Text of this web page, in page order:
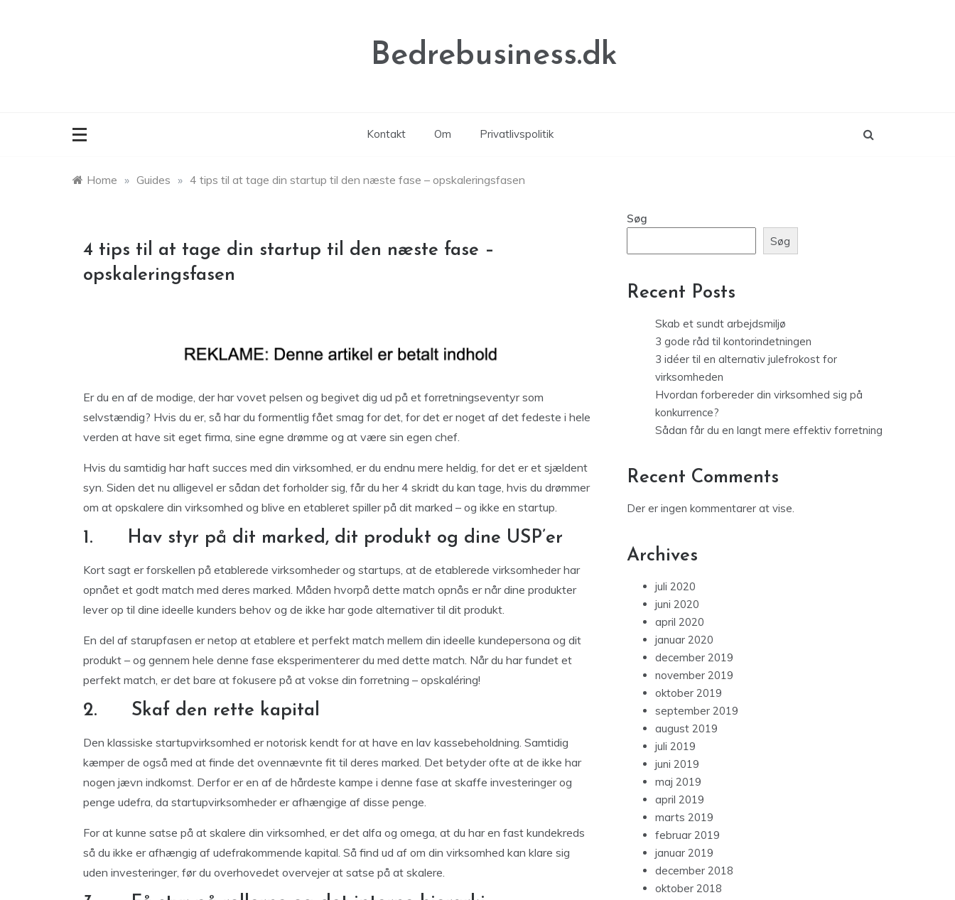
Bedrebusiness.dk
Kontakt Om Privatlivspolitik
Home » Guides » 4 tips til at tage din startup til den næste fase – opskaleringsfasen
4 tips til at tage din startup til den næste fase –
opskaleringsfasen
Er du en af de modige, der har vovet pelsen og begivet dig ud på et forretningseventyr som
selvstændig? Hvis du er, så har du formentlig fået smag for det, for det er noget af det fedeste i hele
verden at have sit eget firma, sine egne drømme og at være sin egen chef.
Hvis du samtidig har haft succes med din virksomhed, er du endnu mere heldig, for det er et sjældent
syn. Siden det nu alligevel er sådan det forholder sig, får du her 4 skridt du kan tage, hvis du drømmer
om at opskalere din virksomhed og blive en etableret spiller på dit marked – og ikke en startup.
1. Hav styr på dit marked, dit produkt og dine USP’er
Kort sagt er forskellen på etablerede virksomheder og startups, at de etablerede virksomheder har
opnået et godt match med deres marked. Måden hvorpå dette match opnås er når dine produkter
lever op til dine ideelle kunders behov og de ikke har gode alternativer til dit produkt.
En del af starupfasen er netop at etablere et perfekt match mellem din ideelle kundepersona og dit
produkt – og gennem hele denne fase eksperimenterer du med dette match. Når du har fundet et
perfekt match, er det bare at fokusere på at vokse din forretning – opskaléring!
2. Skaf den rette kapital
Den klassiske startupvirksomhed er notorisk kendt for at have en lav kassebeholdning. Samtidig
kæmper de også med at finde det ovennævnte fit til deres marked. Det betyder ofte at de ikke har
nogen jævn indkomst. Derfor er en af de hårdeste kampe i denne fase at skaffe investeringer og
penge udefra, da startupvirksomheder er afhængige af disse penge.
For at kunne satse på at skalere din virksomhed, er det alfa og omega, at du har en fast kundekreds
så du ikke er afhængig af udefrakommende kapital. Så find ud af om din virksomhed kan klare sig
uden investeringer, før du overhovedet overvejer at satse på at skalere.
Søg
Søg
Recent Posts
Skab et sundt arbejdsmiljø
3 gode råd til kontorindetningen
3 idéer til en alternativ julefrokost for
virksomheden
Hvordan forbereder din virksomhed sig på
konkurrence?
Sådan får du en langt mere effektiv forretning
Recent Comments
Der er ingen kommentarer at vise.
Archives
juli 2020
juni 2020
april 2020
januar 2020
december 2019
november 2019
oktober 2019
september 2019
august 2019
juli 2019
juni 2019
maj 2019
april 2019
marts 2019
februar 2019
januar 2019
december 2018
oktober 2018